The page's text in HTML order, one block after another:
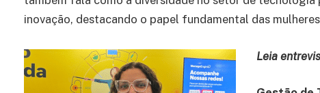
inovação, destacando o papel fundamental das
Leia